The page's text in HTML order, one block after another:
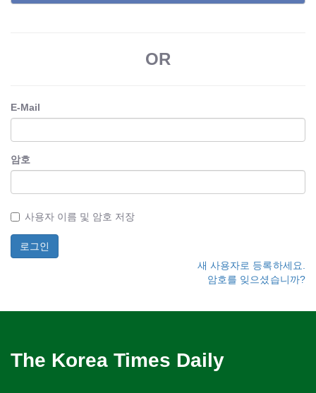
OR
E-Mail
암호
사용자 이름 및 암호 저장
새 사용자로 등록하세요.
암호를 잊으셨습니까?
The Korea Times Daily